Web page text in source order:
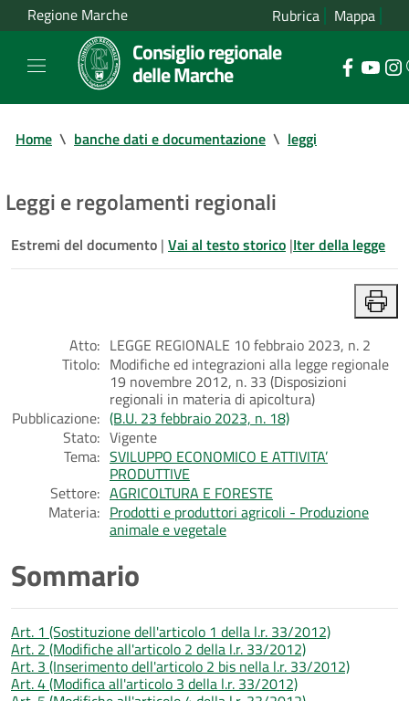
Regione Marche Rubrica Mappa
Consiglio regionale
delle Marche
Home \ banche dati e documentazione \ leggi
Leggi e regolamenti regionali
Estremi del documento | Vai al testo storico |Iter della legge
Atto: LEGGE REGIONALE 10 febbraio 2023, n. 2
Titolo: Modifiche ed integrazioni alla legge regionale
19 novembre 2012, n. 33 (Disposizioni
regionali in materia di apicoltura)
Pubblicazione: (B.U. 23 febbraio 2023, n. 18)
Stato: Vigente
Tema: SVILUPPO ECONOMICO E ATTIVITA’
PRODUTTIVE
Settore: AGRICOLTURA E FORESTE
Materia: Prodotti e produttori agricoli - Produzione
animale e vegetale
Sommario
Art. 1 (Sostituzione dell'articolo 1 della l.r. 33/2012)
Art. 2 (Modifiche all'articolo 2 della l.r. 33/2012)
Art. 3 (Inserimento dell'articolo 2 bis nella l.r. 33/2012)
Art. 4 (Modifica all'articolo 3 della l.r. 33/2012)